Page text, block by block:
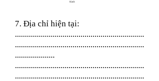
Kinh
7. Địa chỉ hiện tại:
.................................................................
.................................................................
....................
.................................................................
.................................................................